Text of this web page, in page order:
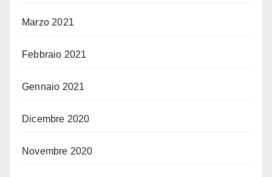
Marzo 2021
Febbraio 2021
Gennaio 2021
Dicembre 2020
Novembre 2020